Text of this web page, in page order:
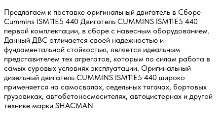
Предлагаем к поставке оригинальный двигатель в Сборе
Cummins ISM11E5 440 Двигатель CUMMINS ISM11E5 440
первой комплектации, в сборе с навесным оборудованием.
Данный ДВС отличается своей надежностью и
фундаментальной стойкостью, является идеальным
представителем тех агрегатов, которым по силам работа в
самых суровых условиях эксплуатации. Оригинальный
дизельный двигатель CUMMINS ISM11E5 440 широко
применяется на самосвалах, седельных тягачах, бортовых
грузовиках, автобетоносмесителях, автоцистернах и другой
технике марки SHACMAN